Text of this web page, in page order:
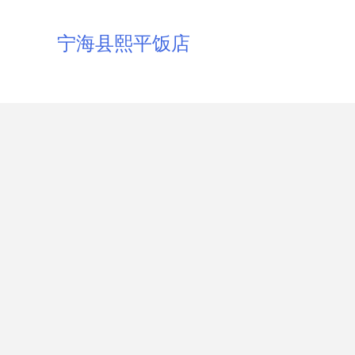
宁海县熙平饭店